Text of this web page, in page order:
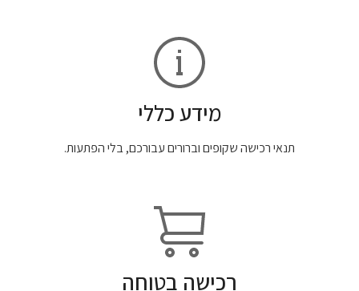
מידע כללי
תנאי רכישה שקופים וברורים עבורכם, בלי הפתעות.
רכישה בטוחה